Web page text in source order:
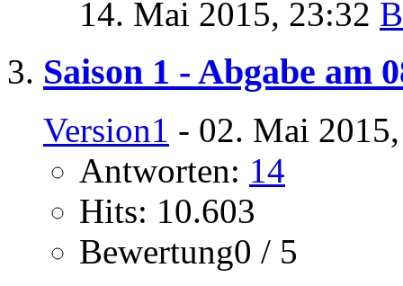
14. Mai 2015, 23:32
Saison 1 - Abgabe am
Version1 - 02. Mai
Antworten: 14
Hits: 10.603
Bewertung0 / 5